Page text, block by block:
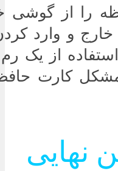
را از گوشی
و وارد
از یک رم
مشکل کارت
نهایی